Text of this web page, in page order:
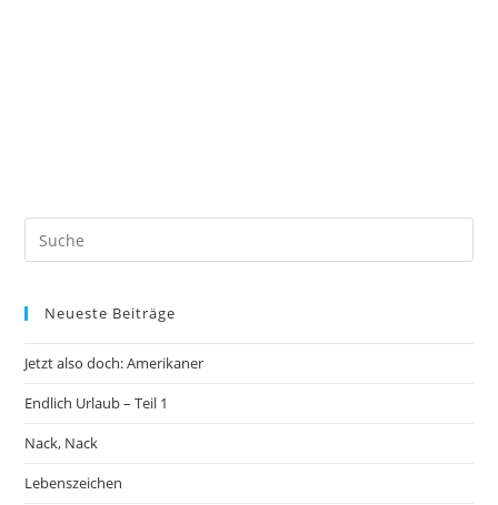
Neueste Beiträge
Jetzt also doch: Amerikaner
Endlich Urlaub – Teil 1
Nack, Nack
Lebenszeichen